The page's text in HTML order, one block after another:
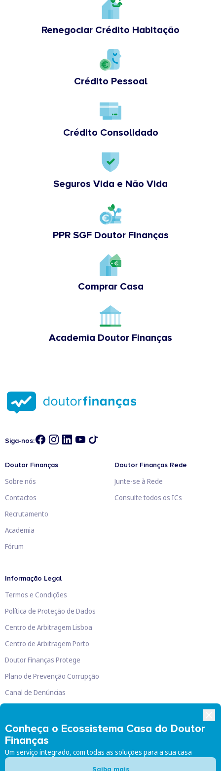
Renegociar Crédito Habitação
Crédito Pessoal
Crédito Consolidado
Seguros Vida e Não Vida
PPR SGF Doutor Finanças
Comprar Casa
Academia Doutor Finanças
Conheça o Ecossistema Casa do Doutor
Finanças
Um serviço integrado, com todas as soluções para a sua casa
Saiba mais
Siga-nos:
Doutor Finanças
Sobre nós
Contactos
Recrutamento
Academia
Fórum
Doutor Finanças Rede
Junte-se à Rede
Consulte todos os ICs
Informação Legal
Termos e Condições
Política de Proteção de Dados
Centro de Arbitragem Lisboa
Centro de Arbitragem Porto
Doutor Finanças Protege
Plano de Prevenção Corrupção
Canal de Denúncias
Doutor Finanças, Lda